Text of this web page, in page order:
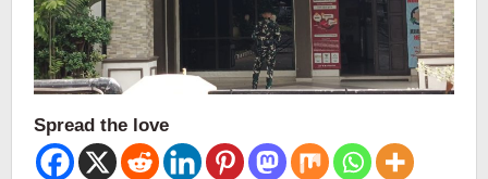
Spread the love